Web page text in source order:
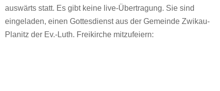
auswärts statt. Es gibt keine live-Übertragung. Sie sind
eingeladen, einen Gottesdienst aus der Gemeinde Zwikau-
Planitz der Ev.-Luth. Freikirche mitzufeiern: